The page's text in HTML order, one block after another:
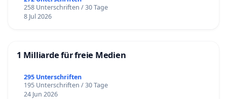
258 Unterschriften / 30 Tage
8 Jul 2026
1 Milliarde für freie Medien
295 Unterschriften
195 Unterschriften / 30 Tage
24 Jun 2026